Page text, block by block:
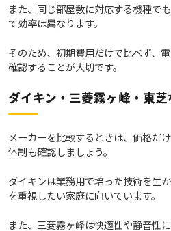
また、同じ部屋数に対応する機種で
て効率は異なります。
そのため、初期費用だけで比べず、
確認することが大切です。
ダイキン・三菱霧ヶ峰・東
メーカーを比較するときは、価格だ
体制も確認しましょう。
ダイキンは業務用で培った技術を生
を重視したい家庭に向いています。
また、三菱霧ヶ峰は快適性や静音性